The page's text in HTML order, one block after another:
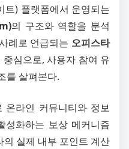
트) 플랫폼에서 운영되는
의 구조와 역할을 분석
례로 언급되는 오피스타
심으로, 사용자 참여 유
를 살펴본다.
온라인 커뮤니티와 정보
성화하는 보상 메커니즘
실제 내부 포인트 계산